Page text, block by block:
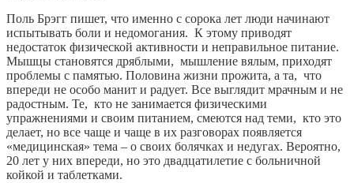
Поль Брэгг пишет, что именно с сорока лет люди начинают
испытывать боли и недомогания. К этому приводят
недостаток физической активности и неправильное питание.
Мышцы становятся дряблыми, мышление вялым, приходят
проблемы с памятью. Половина жизни прожита, а та, что
впереди не особо манит и радует. Все выглядит мрачным и не
радостным. Те, кто не занимается физическими
упражнениями и своим питанием, смеются над теми, кто это
делает, но все чаще и чаще в их разговорах появляется
«медицинская» тема – о своих болячках и недугах. Вероятно,
20 лет у них впереди, но это двадцатилетие с больничной
койкой и таблетками.